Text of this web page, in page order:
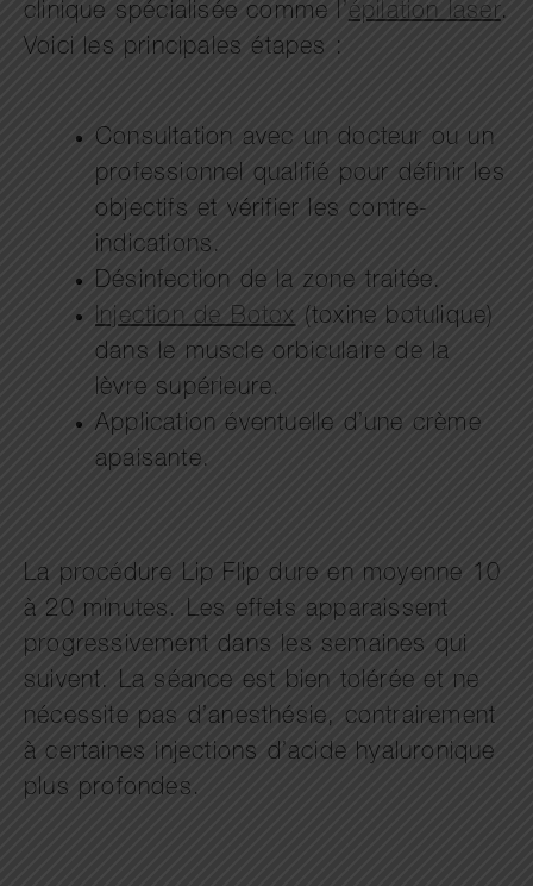
clinique spécialisée comme l’ épilation laser.
Voici les principales étapes :
Consultation avec un docteur ou un
professionnel qualifié pour définir les
objectifs et vérifier les contre-
indications.
Désinfection de la zone traitée.
Injection de Botox(toxine botulique)
dans le muscle orbiculaire de la
lèvre supérieure.
Application éventuelle d’une crème
apaisante.
La procédure Lip Flip dure en moyenne 10
à 20 minutes. Les effets apparaissent
progressivement dans les semaines qui
suivent. La séance est bien tolérée et ne
nécessite pas d’anesthésie, contrairement
à certaines injections d’acide hyaluronique
plus profondes.